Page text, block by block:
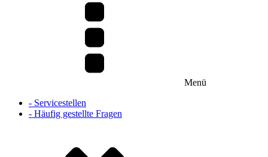
Menü
- Servicestellen
- Häufig gestellte Fragen